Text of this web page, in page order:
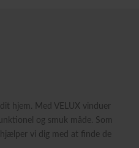
hjem. Med VELUX vinduer
og smuk måde. Som
vi dig med at finde de